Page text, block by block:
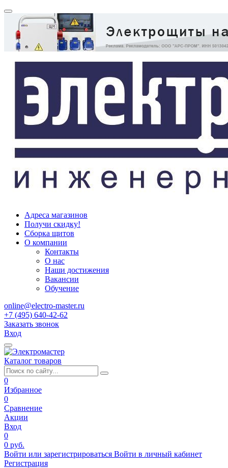
Адреса магазинов
Получи скидку!
Сборка щитов
О компании
Контакты
О нас
Наши достижения
Вакансии
Обучение
online@electro-master.ru
+7 (495) 640-42-62
Заказать звонок
Вход
Каталог товаров
0
Избранное
0
Сравнение
Акции
Вход
0
0 руб.
Войти или зарегистрироваться Войти в личный кабинет
Регистрация